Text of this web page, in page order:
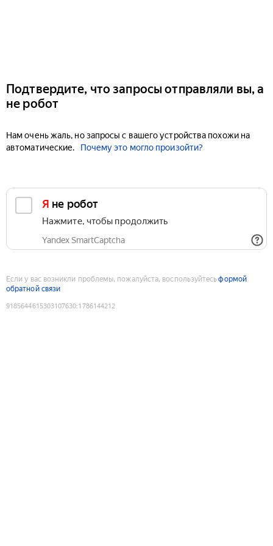
Подтвердите, что запросы отправляли вы, а
не робот
Нам очень жаль, но запросы с вашего устройства похожи на
автоматические.
Почему это могло произойти?
Я не робот
Нажмите, чтобы продолжить
Yandex SmartCaptcha
Если у вас возникли проблемы, пожалуйста, воспользуйтесьформой
обратной связи
9185644615303107630:1786144212